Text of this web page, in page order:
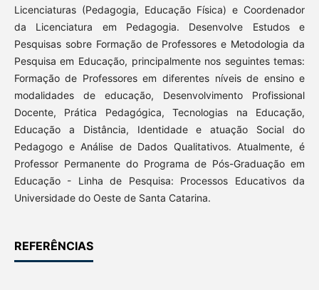
Licenciaturas (Pedagogia, Educação Física) e Coordenador
da Licenciatura em Pedagogia. Desenvolve Estudos e
Pesquisas sobre Formação de Professores e Metodologia da
Pesquisa em Educação, principalmente nos seguintes temas:
Formação de Professores em diferentes níveis de ensino e
modalidades de educação, Desenvolvimento Profissional
Docente, Prática Pedagógica, Tecnologias na Educação,
Educação a Distância, Identidade e atuação Social do
Pedagogo e Análise de Dados Qualitativos. Atualmente, é
Professor Permanente do Programa de Pós-Graduação em
Educação - Linha de Pesquisa: Processos Educativos da
Universidade do Oeste de Santa Catarina.
REFERÊNCIAS